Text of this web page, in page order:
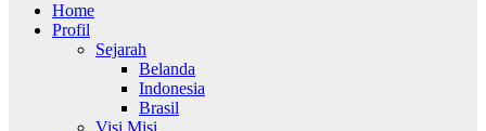
Home
Profil
Sejarah
Belanda
Indonesia
Brasil
Visi Misi